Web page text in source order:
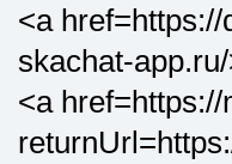
<a
skachat-
<a